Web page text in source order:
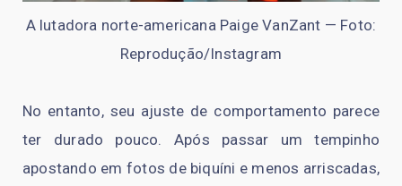
A lutadora norte-americana Paige VanZant — Foto:
Reprodução/Instagram
No entanto, seu ajuste de comportamento parece
ter durado pouco. Após passar um tempinho
apostando em fotos de biquíni e menos arriscadas,